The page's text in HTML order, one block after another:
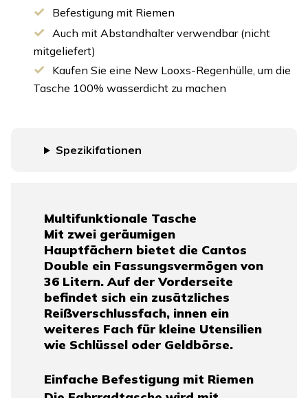
Befestigung mit Riemen
Auch mit Abstandhalter verwendbar (nicht
mitgeliefert)
Kaufen Sie eine New Looxs-Regenhülle, um die
Tasche 100% wasserdicht zu machen
Spezikifationen
Multifunktionale Tasche
Mit zwei geräumigen
Hauptfächern bietet die Cantos
Double ein Fassungsvermögen von
36 Litern. Auf der Vorderseite
befindet sich ein zusätzliches
Reißverschlussfach, innen ein
weiteres Fach für kleine Utensilien
wie Schlüssel oder Geldbörse.
Einfache Befestigung mit Riemen